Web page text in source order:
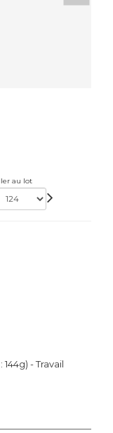
au lot
- Travail